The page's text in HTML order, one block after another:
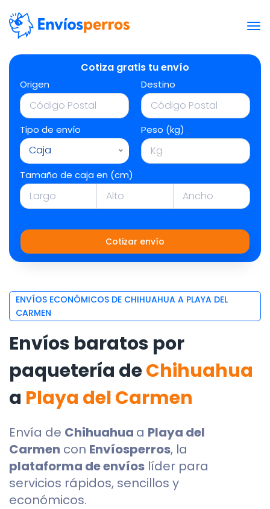
Cotiza gratis tu envío
Origen Destino
Tipo de envío
Caja
Peso (kg)
Tamaño de caja en (cm)
Cotizar envío
ENVÍOS ECONÓMICOS DE CHIHUAHUA A PLAYA DEL
CARMEN
Envíos baratos por
paquetería deChihuahua
a Playa del Carmen
Envía de Chihuahua a Playa del
Carmen con Envíosperros, la
plataforma de envíos líder para
servicios rápidos, sencillos y
económicos.